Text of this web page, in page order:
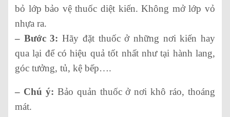
bỏ lớp bảo vệ thuốc diệt kiến. Không mở lớp vỏ
nhựa ra.
– Bước 3: Hãy đặt thuốc ở những nơi kiến hay
qua lại để có hiệu quả tốt nhất như tại hành lang,
góc tưởng, tủ, kệ bếp….
– Chú ý: Bảo quản thuốc ở nơi khô ráo, thoáng
mát.